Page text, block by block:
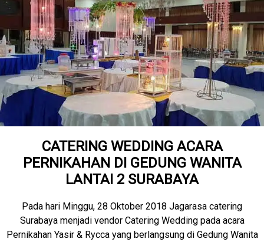
CATERING WEDDING ACARA
PERNIKAHAN DI GEDUNG WANITA
LANTAI 2 SURABAYA
Pada hari Minggu, 28 Oktober 2018 Jagarasa catering
Surabaya menjadi vendor Catering Wedding pada acara
Pernikahan Yasir & Rycca yang berlangsung di Gedung Wanita